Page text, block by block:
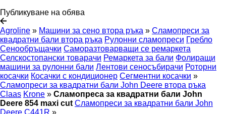
Публикуване на обява
Agroline » Машини за сено втора ръка » Сламопреси за
квадратни бали втора ръка Рулонни сламопреси Гребло
Сенообръщачки Саморазтоварващи се ремаркета
Селскостопански товарачи Ремаркета за бали Фолиращи
машини за рулонни бали Лентови сеносъбирачи Роторни
косачки Косачки с кондиционер Сегментни косачки »
Сламопреси за квадратни бали John Deere втора ръка
Claas Krone » Сламопреса за квадратни бали John
Deere 854 maxi cut Сламопреси за квадратни бали John
Deere C441R »